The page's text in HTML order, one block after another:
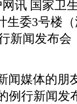
讯 国家卫
生委3号楼
新闻发布
闻媒体的朋
例行新闻发